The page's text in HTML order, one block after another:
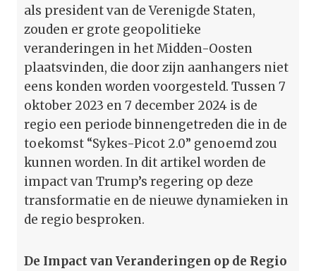
als president van de Verenigde Staten,
zouden er grote geopolitieke
veranderingen in het Midden-Oosten
plaatsvinden, die door zijn aanhangers niet
eens konden worden voorgesteld. Tussen 7
oktober 2023 en 7 december 2024 is de
regio een periode binnengetreden die in de
toekomst “Sykes-Picot 2.0” genoemd zou
kunnen worden. In dit artikel worden de
impact van Trump’s regering op deze
transformatie en de nieuwe dynamieken in
de regio besproken.
De Impact van Veranderingen op de Regio